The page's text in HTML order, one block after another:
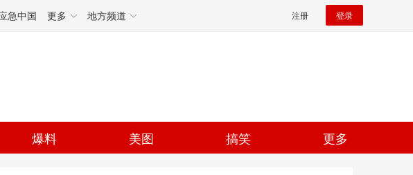
急中国 更多 地方频道 注册 登录
爆料 美图 搞笑 更多